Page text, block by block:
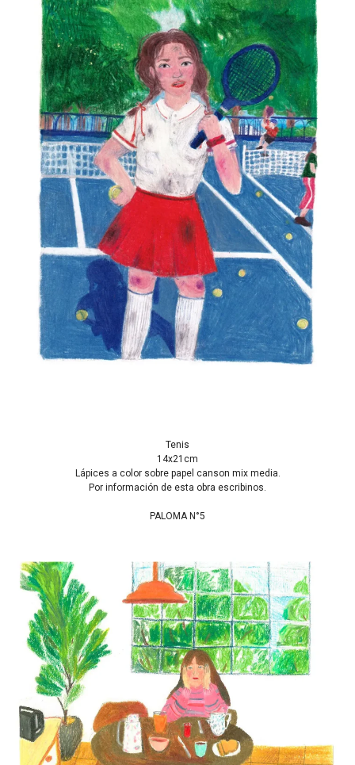
Tenis
14x21cm
Lápices a color sobre papel canson mix media.
Por información de esta obra escribinos.
PALOMA N°5